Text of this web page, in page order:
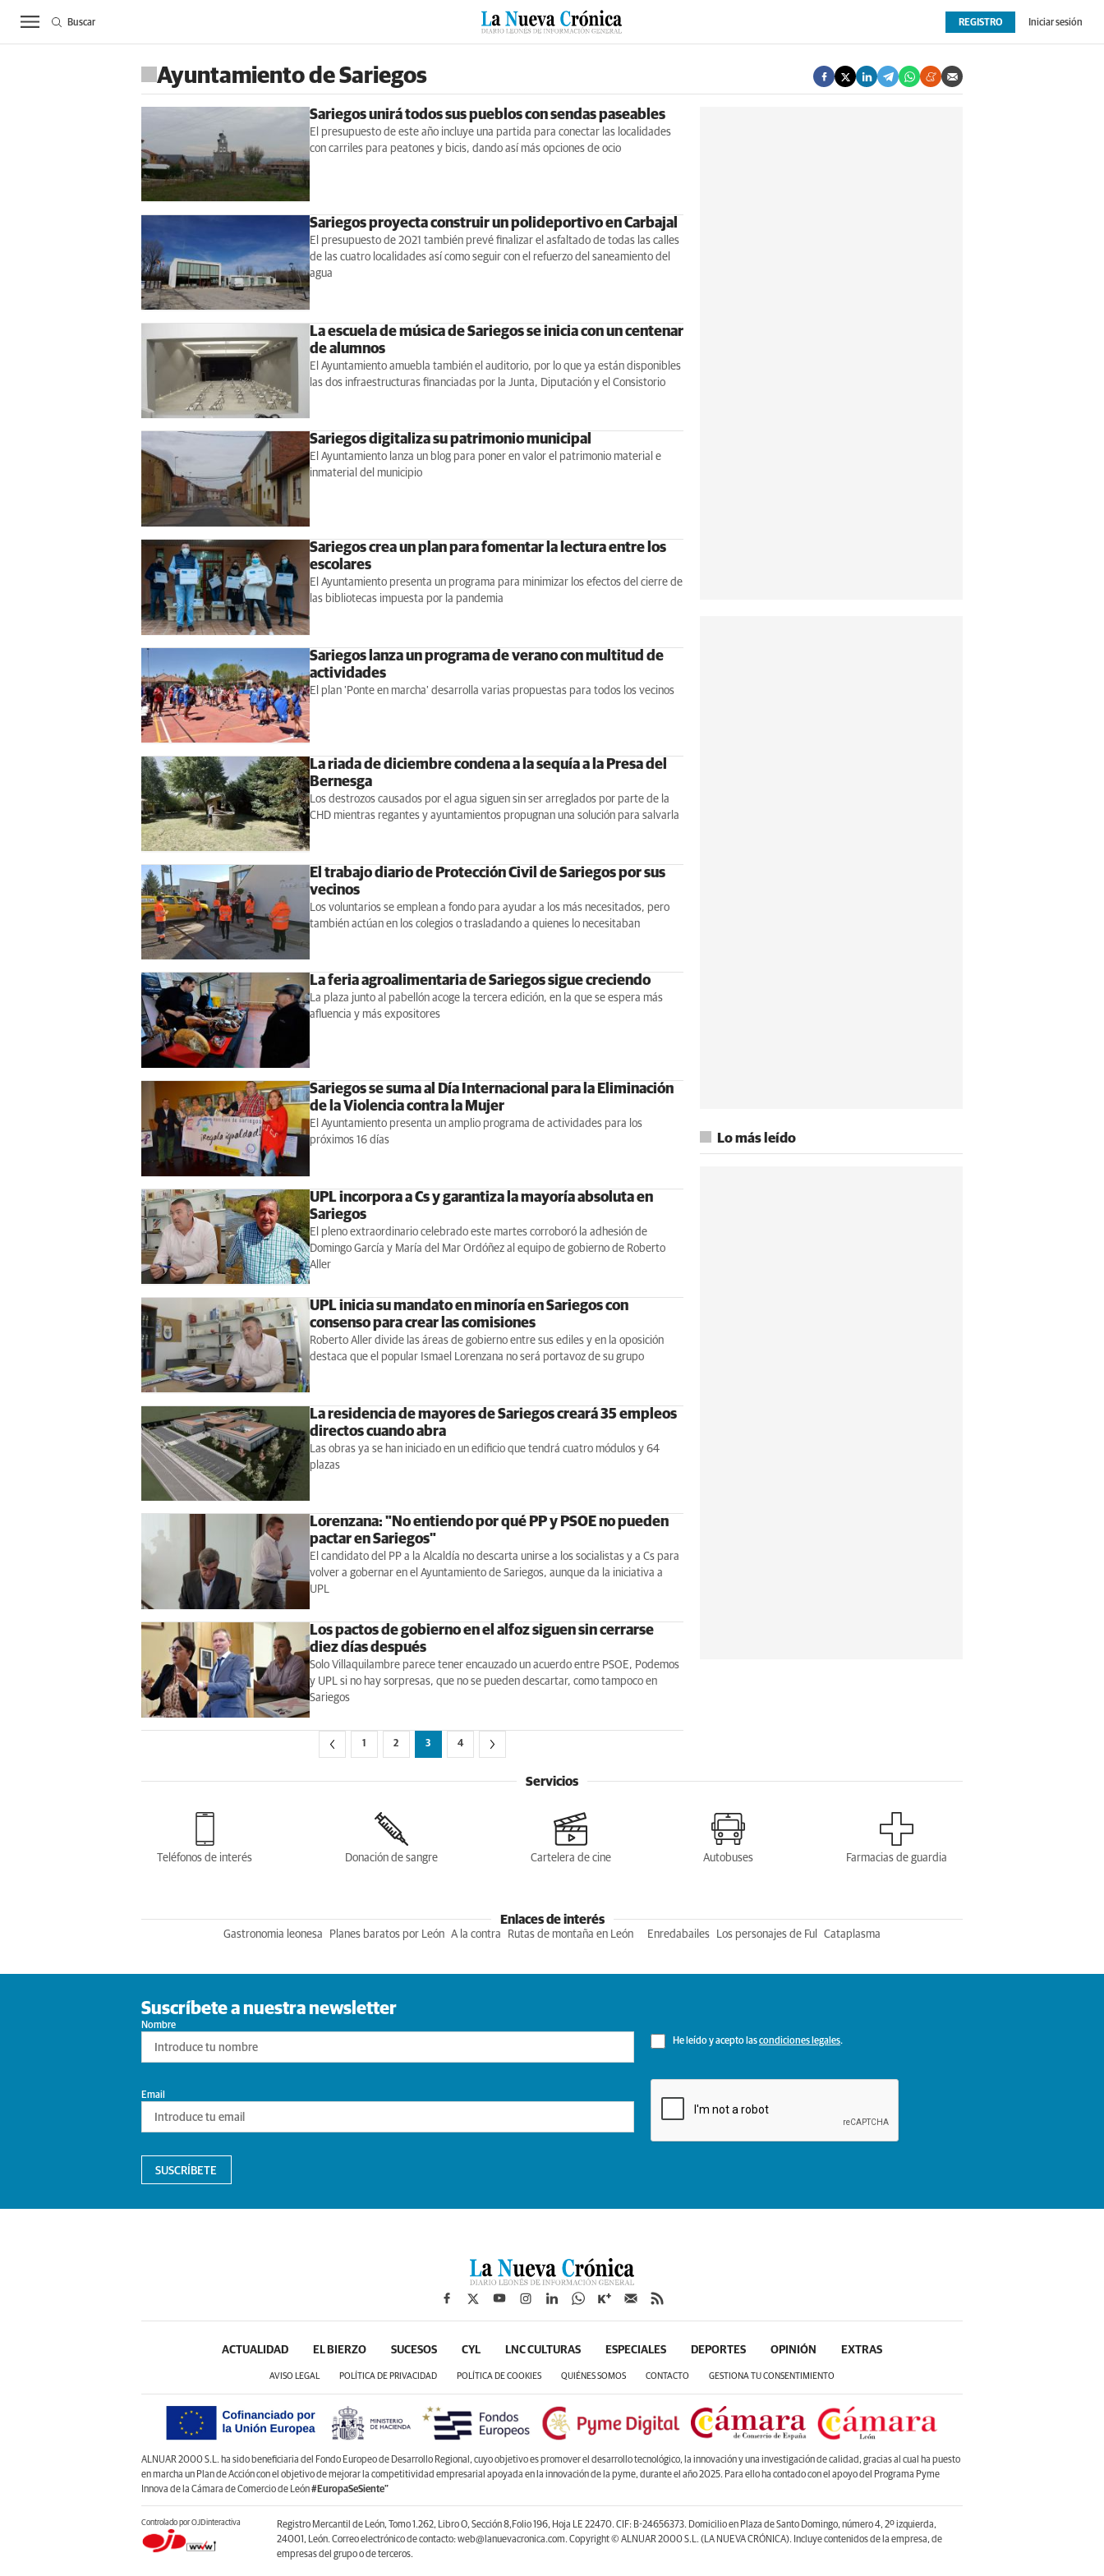
ACTUALIDAD BIERZO SUCESOS CULTURAS ESPECIALES DEPORTES OPINIÓN EXTRAS
REGISTRO Iniciar sesión
Buscar
Ayuntamiento de Sariegos
Sariegos unirá todos sus pueblos con sendas paseables
El presupuesto de este año incluye una partida para conectar las localidades
con carriles para peatones y bicis, dando así más opciones de ocio
Sariegos proyecta construir un polideportivo en Carbajal
El presupuesto de 2021 también prevé finalizar el asfaltado de todas las calles
de las cuatro localidades así como seguir con el refuerzo del saneamiento del
agua
La escuela de música de Sariegos se inicia con un centenar
de alumnos
El Ayuntamiento amuebla también el auditorio, por lo que ya están disponibles
las dos infraestructuras financiadas por la Junta, Diputación y el Consistorio
Sariegos digitaliza su patrimonio municipal
El Ayuntamiento lanza un blog para poner en valor el patrimonio material e
inmaterial del municipio
Sariegos crea un plan para fomentar la lectura entre los
escolares
El Ayuntamiento presenta un programa para minimizar los efectos del cierre de
las bibliotecas impuesta por la pandemia
Sariegos lanza un programa de verano con multitud de
actividades
El plan 'Ponte en marcha' desarrolla varias propuestas para todos los vecinos
La riada de diciembre condena a la sequía a la Presa del
Bernesga
Los destrozos causados por el agua siguen sin ser arreglados por parte de la
CHD mientras regantes y ayuntamientos propugnan una solución para salvarla
El trabajo diario de Protección Civil de Sariegos por sus
vecinos
Los voluntarios se emplean a fondo para ayudar a los más necesitados, pero
también actúan en los colegios o trasladando a quienes lo necesitaban
La feria agroalimentaria de Sariegos sigue creciendo
La plaza junto al pabellón acoge la tercera edición, en la que se espera más
afluencia y más expositores
Sariegos se suma al Día Internacional para la Eliminación
de la Violencia contra la Mujer
El Ayuntamiento presenta un amplio programa de actividades para los
próximos 16 días
UPL incorpora a Cs y garantiza la mayoría absoluta en
Sariegos
El pleno extraordinario celebrado este martes corroboró la adhesión de
Domingo García y María del Mar Ordóñez al equipo de gobierno de Roberto
Aller
UPL inicia su mandato en minoría en Sariegos con
consenso para crear las comisiones
Roberto Aller divide las áreas de gobierno entre sus ediles y en la oposición
destaca que el popular Ismael Lorenzana no será portavoz de su grupo
La residencia de mayores de Sariegos creará 35 empleos
directos cuando abra
Las obras ya se han iniciado en un edificio que tendrá cuatro módulos y 64
plazas
Lorenzana: "No entiendo por qué PP y PSOE no pueden
pactar en Sariegos"
El candidato del PP a la Alcaldía no descarta unirse a los socialistas y a Cs para
volver a gobernar en el Ayuntamiento de Sariegos, aunque da la iniciativa a
UPL
Los pactos de gobierno en el alfoz siguen sin cerrarse
diez días después
Solo Villaquilambre parece tener encauzado un acuerdo entre PSOE, Podemos
y UPL si no hay sorpresas, que no se pueden descartar, como tampoco en
Sariegos
1 2 3 4
Lo más leído
Servicios
Teléfonos de interés Donación de sangre Cartelera de cine Autobuses Farmacias de guardia
Enlaces de interés
Gastronomia leonesa Planes baratos por León A la contra Rutas de montaña en León Enredabailes Los personajes de Ful Cataplasma
Suscríbete a nuestra newsletter
Nombre
He leído y acepto lascondiciones legales.
Email
SUSCRÍBETE
ACTUALIDAD EL BIERZO SUCESOS CYL LNC CULTURAS ESPECIALES DEPORTES OPINIÓN EXTRAS
AVISO LEGAL POLÍTICA DE PRIVACIDAD POLÍTICA DE COOKIES QUIÉNES SOMOS CONTACTO GESTIONA TU CONSENTIMIENTO
ALNUAR 2000 S.L. ha sido beneficiaria del Fondo Europeo de Desarrollo Regional, cuyo objetivo es promover el desarrollo tecnológico, la innovación y una investigación de calidad, gracias al cual ha puesto
en marcha un Plan de Acción con el objetivo de mejorar la competitividad empresarial apoyada en la innovación de la pyme, durante el año 2025. Para ello ha contado con el apoyo del Programa Pyme
Innova de la Cámara de Comercio de León#EuropaSeSiente”
Controlado por OJDinteractiva
Registro Mercantil de León, Tomo 1.262, Libro O, Sección 8,Folio 196, Hoja LE 22470. CIF: B-24656373. Domicilio en Plaza de Santo Domingo, número 4, 2º izquierda,
24001, León. Correo electrónico de contacto: web@lanuevacronica.com. Copyright © ALNUAR 2000 S.L. (LA NUEVA CRÓNICA). Incluye contenidos de la empresa, de
empresas del grupo o de terceros.